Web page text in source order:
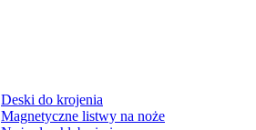
Deski do krojenia
Magnetyczne listwy na noże